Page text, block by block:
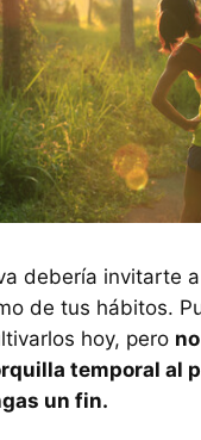
debería invitarte
de tus hábitos.
hoy, pero
temporal al
un fin.